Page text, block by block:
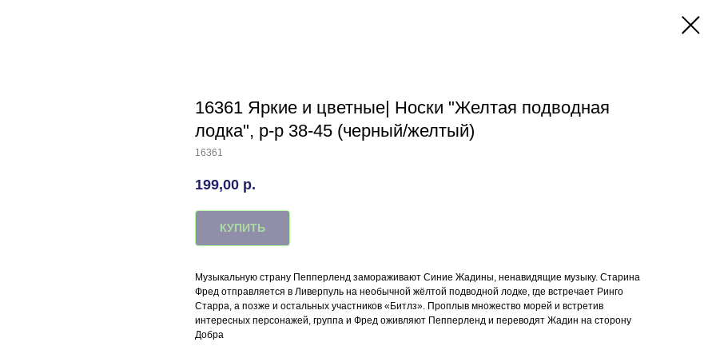
16361 Яркие и цветные| Носки "Желтая подводная
лодка", р-р 38-45 (черный/желтый)
16361
199,00 р.
КУПИТЬ
Музыкальную страну Пепперленд замораживают Синие Жадины, ненавидящие музыку. Старина
Фред отправляется в Ливерпуль на необычной жёлтой подводной лодке, где встречает Ринго
Старра, а позже и остальных участников «Битлз». Проплыв множество морей и встретив
интересных персонажей, группа и Фред оживляют Пепперленд и переводят Жадин на сторону
Добра